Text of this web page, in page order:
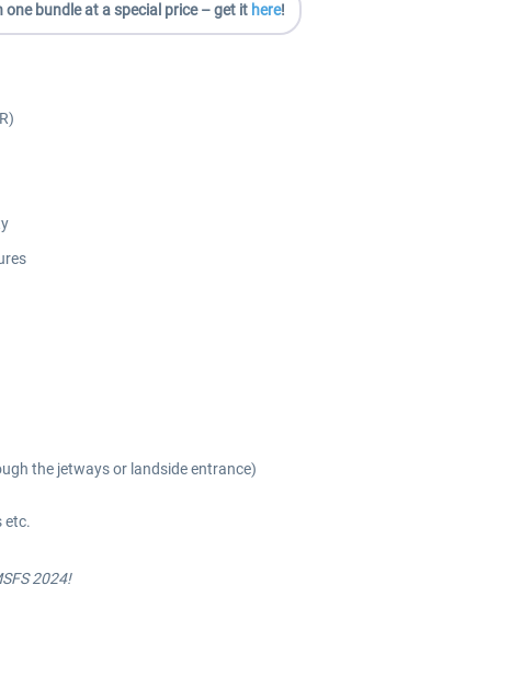
bundle at a special price – get it here!
the jetways or landside entrance)
etc.
2024!